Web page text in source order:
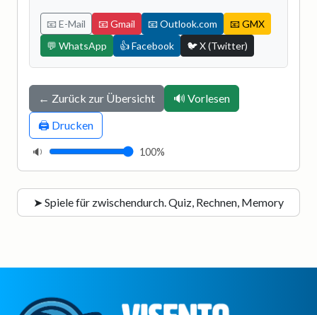
📧 E-Mail 📧 Gmail 📧 Outlook.com
📧 GMX
💬 WhatsApp
👍 Facebook 🐦 X (Twitter)
← Zurück zur Übersicht
🔊 Vorlesen
🖨️ Drucken
🔉 100%
➤ Spiele für zwischendurch. Quiz, Rechnen, Memory